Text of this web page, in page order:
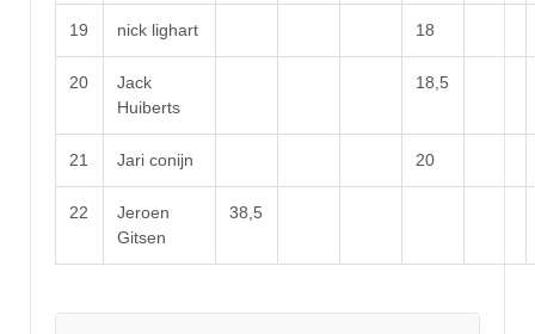
19 nick lighart 18
20
Jack
Huiberts
18,5
21 Jari conijn 20
22
Jeroen
Gitsen
38,5